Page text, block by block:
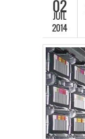
02
JUIL
2014